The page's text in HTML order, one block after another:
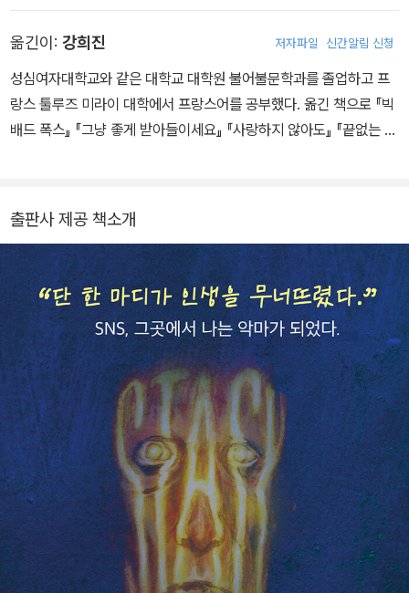
『전쟁 이야기를 위한 노트』로 2006년 앙굴렘 국제만화페스티벌 최
우수 각본상과 최우수 앨범상을 수상하며 지피는 국제적 명성을 더욱
확고히 하였다. 『무고한 사람들』로 아이즈너 어워드 후보에 오름과
동시, 막스&모리츠 상을 수상하였고 『S.』로 2006년 바르셀로나 국
주요 문학상에 노미네이트된 첫 번째 코믹북으로, 이 작품은 스트레
가 상 최종 후보에 오르면서 만화의 문학적 가치를 두고 전국 언론으
로부터 격렬한 논쟁을 불러일으키기도 하였다. 2016년 발표한 『아들
의 땅』은 16개국 언어로 번역되었으며 2021년 클라우디오 쿠펠리니
감독에 의해 동명 영화로 제작 상영되었다. 웹과 텔레비전용 독립 단
편 영화들을 제작 감독한 지피는 2011년 첫 장편 영화《지구상의 마
지막 남자》를 공개하였고 2018년에는《세상에서 가장 행복한 소년》
을 감독하였으며 두 작품 모두 베니스 국제영화제에서 처음 상영되었
다. 한편 열렬한 게이머이자 게임 디자이너이기도 하였던 지피는 201
5년《야수들》이라는 게임 카드를 고안하고 디자인했다. 2019년 『가
짜 박수 속의 특별한 순간들』을 출간하였고 2020년에는 루이지 크
리토네와 협업하여 『알도브란도』를 발표했다. 최근작으로 『에로토마
니 원숭이 행성의 야만인』(2022)과 『스테이시』(2023)가 있으며
『스테이시』는 2024 ‘나폴리 코믹콘’에서 최고 작품상인 미켈루치 상
을 수상하였다.
옮긴이: 강희진 저자파일 신간알림 신청
성심여자대학교와 같은 대학교 대학원 불어불문학과를 졸업하고 프
랑스 툴루즈 미라이 대학에서 프랑스어를 공부했다. 옮긴 책으로 『빅
배드 폭스』 『그냥 좋게 받아들이세요』 『사랑하지 않아도』 『끝없는 기
출판사 제공 책소개